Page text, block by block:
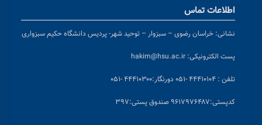
اطلاعات تماس
نشانی: خراسان رضوی – سبزوار – توحید شهر- پردیس دانشگاه حکیم سبزواری
پست الکترونیکی: hakim@hsu.ac.ir
تلفن : ۴۴۴۱۰۱۰۴ -۰۵۱ دورنگار:۴۴۴۱۰۳۰۰ -۰۵۱
کدپستی:۹۶۱۷۹۷۶۴۸۷ صندوق پستی:۳۹۷